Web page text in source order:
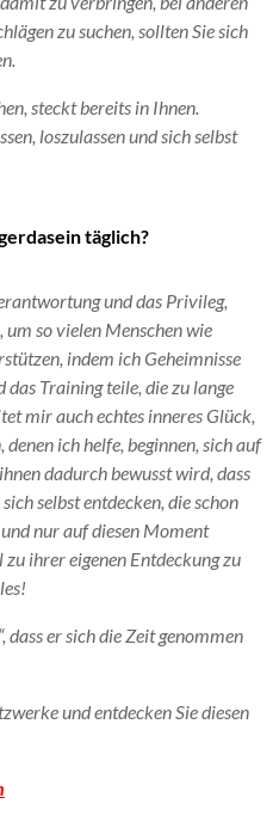
zu suchen, sollten Sie sich
steckt bereits in Ihnen.
loszulassen und sich selbst
täglich?
und das Privileg,
um so vielen Menschen wie
indem ich Geheimnisse
das Training teile, die zu lange
mir auch echtes inneres Glück,
ich helfe, beginnen, sich auf
dadurch bewusst wird, dass
selbst entdecken, die schon
nur auf diesen Moment
zu ihrer eigenen Entdeckung zu
er sich die Zeit genommen
und entdecken Sie diesen